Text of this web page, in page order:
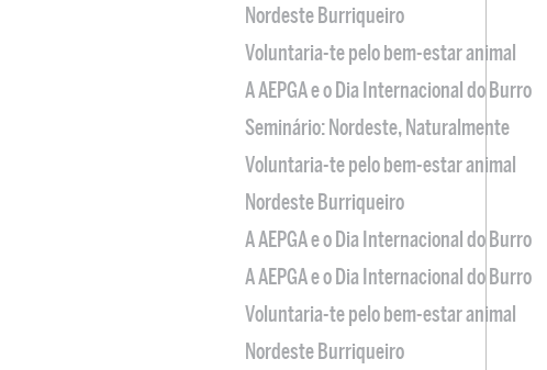
Nordeste Burriqueiro
Voluntaria-te pelo bem-estar animal
A AEPGA e o Dia Internacional do Burro
Seminário: Nordeste, Naturalmente
Voluntaria-te pelo bem-estar animal
Nordeste Burriqueiro
A AEPGA e o Dia Internacional do Burro
A AEPGA e o Dia Internacional do Burro
Voluntaria-te pelo bem-estar animal
Nordeste Burriqueiro